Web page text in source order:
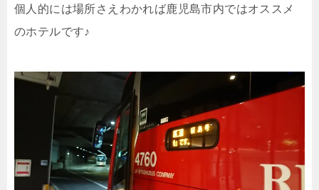
個人的には場所さえわかれば鹿児島市内ではオススメ
のホテルです♪